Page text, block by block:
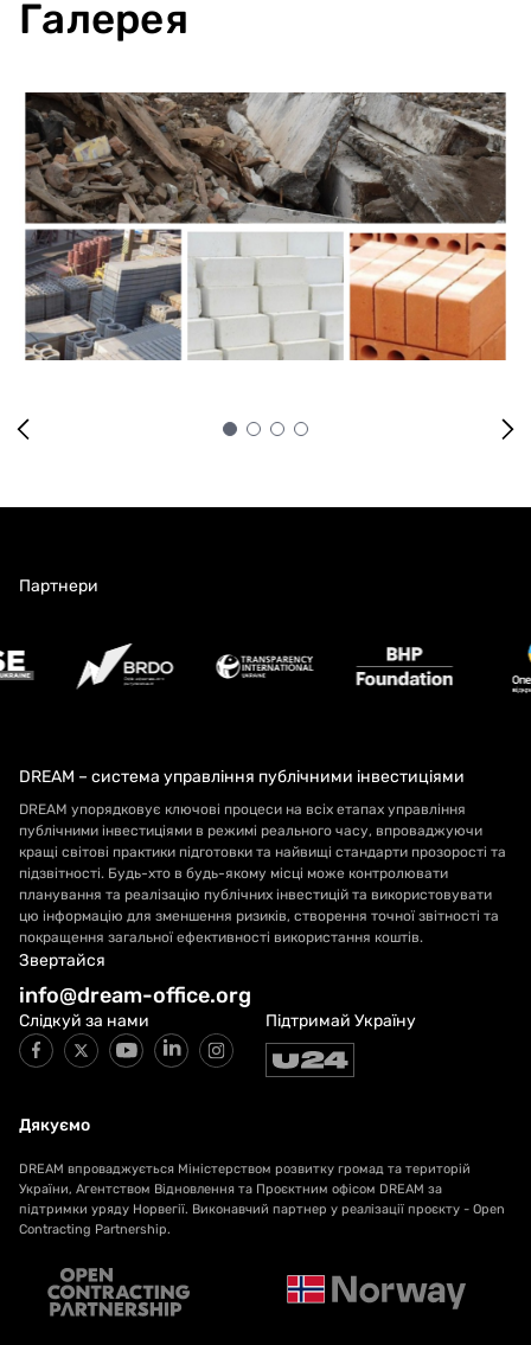
Галерея
Партнери
DREAM – система управління публічними інвестиціями
DREAM упорядковує ключові процеси на всіх етапах управління
публічними інвестиціями в режимі реального часу, впроваджуючи
кращі світові практики підготовки та найвищі стандарти прозорості та
підзвітності. Будь-хто в будь-якому місці може контролювати
планування та реалізацію публічних інвестицій та використовувати
цю інформацію для зменшення ризиків, створення точної звітності та
покращення загальної ефективності використання коштів.
Звертайся
info@dream-office.org
Слідкуй за нами Підтримай Україну
Дякуємо
DREAM впроваджується Міністерством розвитку громад та територій
України, Агентством Відновлення та Проєктним офісом DREAM за
підтримки уряду Норвегії. Виконавчий партнер у реалізації проєкту - Open
Contracting Partnership.